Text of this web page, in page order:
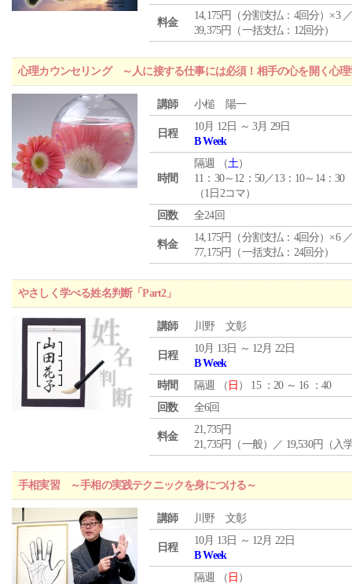
料金
14,175円（分割支払：4回分）×3
39,375円（一括支払：12回分）
心理カウンセリング ～人に接する仕事には必須！相手の心を開く心理
講師 小槌 陽一
日程
10月 12日 ～ 3月 29日
B Week
時間
隔週 （土）
11：30～12：50／13：10～14：30
（1日2コマ）
回数
全24回
料金
14,175円（分割支払：4回分）×6
77,175円（一括支払：24回分）
やさしく学べる姓名判断「Part2」
講師 川野 文彰
日程
10月 13日 ～ 12月 22日
B Week
時間
隔週 （ 日 ） 15 ：20 ～ 16 ：40
回数
全6回
料金
21,735円
21,735円（一般）／ 19,530円（入
手相実習 ～手相の実践テクニックを身につける～
講師 川野 文彰
日程
10月 13日 ～ 12月 22日
B Week
隔週 （ 日 ）